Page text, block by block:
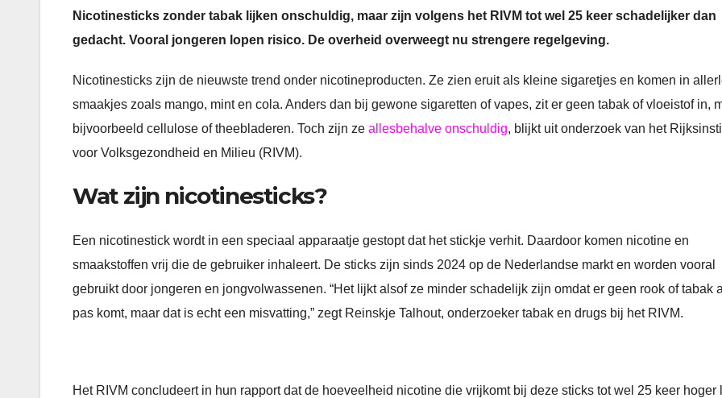
Nicotinesticks zonder tabak lijken onschuldig, maar zijn volgens het RIVM tot wel 25 keer schadelijker dan
gedacht. Vooral jongeren lopen risico. De overheid overweegt nu strengere regelgeving.
Nicotinesticks zijn de nieuwste trend onder nicotineproducten. Ze zien eruit als kleine sigaretjes en komen in
smaakjes zoals mango, mint en cola. Anders dan bij gewone sigaretten of vapes, zit er geen tabak of vloeistof in,
bijvoorbeeld cellulose of theebladeren. Toch zijn ze allesbehalve onschuldig, blijkt uit onderzoek van het
voor Volksgezondheid en Milieu (RIVM).
Wat zijn nicotinesticks?
Een nicotinestick wordt in een speciaal apparaatje gestopt dat het stickje verhit. Daardoor komen nicotine en
smaakstoffen vrij die de gebruiker inhaleert. De sticks zijn sinds 2024 op de Nederlandse markt en worden vooral
gebruikt door jongeren en jongvolwassenen. “Het lijkt alsof ze minder schadelijk zijn omdat er geen rook of tabak
pas komt, maar dat is echt een misvatting,” zegt Reinskje Talhout, onderzoeker tabak en drugs bij het RIVM.
Het RIVM concludeert in hun rapport dat de hoeveelheid nicotine die vrijkomt bij deze sticks tot wel 25 keer hoger